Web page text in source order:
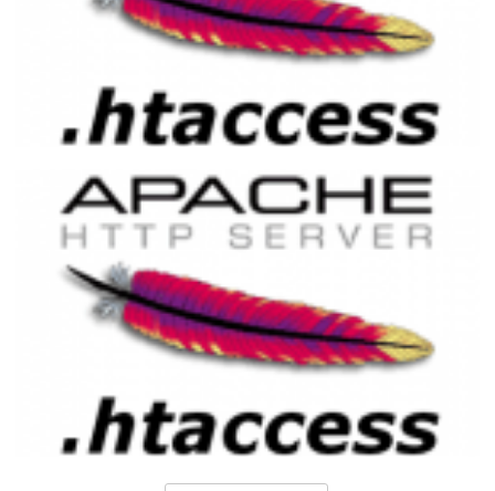
Activando la Compresión de Datos en
Apache usando .htaccess (DEFLATE y
GZip)
21 de marzo de 2015